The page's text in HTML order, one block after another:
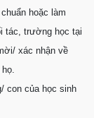
hoặc làm
tác, trường học tại
xác nhận về
con của học sinh